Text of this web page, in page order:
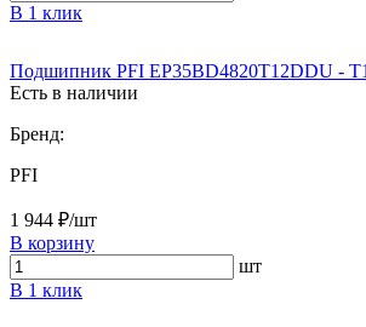
В 1 клик
Подшипник PFI EP35BD4820T12DDU -
Есть в наличии
Бренд:
PFI
1 944 ₽/шт
В корзину
шт
В 1 клик